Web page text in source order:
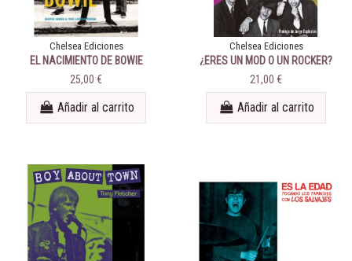
Chelsea Ediciones
EL NACIMIENTO DE BOWIE
Davie Jones & the Lower Third
25,00 €
Añadir al carrito
Chelsea Ediciones
¿ERES UN MOD O UN ROCKER?
La historia de Los Mockers
21,00 €
Añadir al carrito